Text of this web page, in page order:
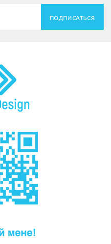
ПОДПИСАТЬСЯ